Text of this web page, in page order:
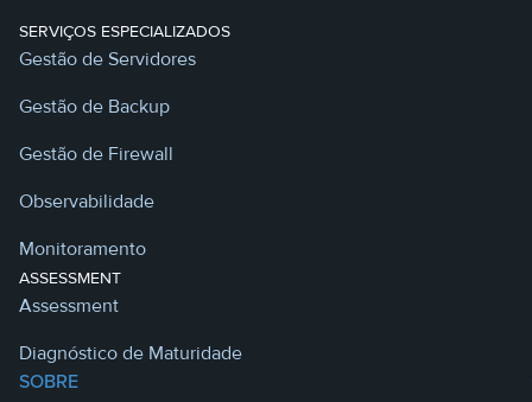
SERVIÇOS ESPECIALIZADOS
Gestão de Servidores
Gestão de Backup
Gestão de Firewall
Observabilidade
Monitoramento
ASSESSMENT
Assessment
Diagnóstico de Maturidade
SOBRE